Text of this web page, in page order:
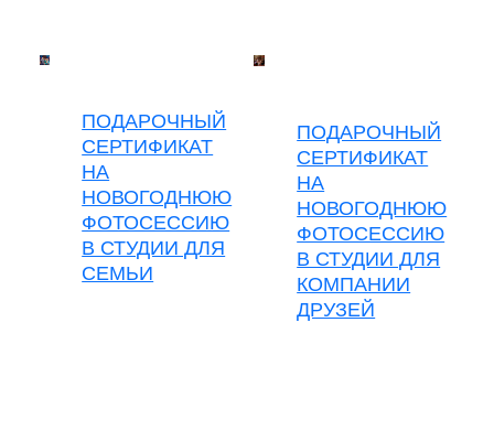
ПОДАРОЧНЫЙ
СЕРТИФИКАТ
НА
НОВОГОДНЮЮ
ФОТОСЕССИЮ
В СТУДИИ ДЛЯ
СЕМЬИ
ПОДАРОЧНЫЙ
СЕРТИФИКАТ
НА
НОВОГОДНЮЮ
ФОТОСЕССИЮ
В СТУДИИ ДЛЯ
КОМПАНИИ
ДРУЗЕЙ